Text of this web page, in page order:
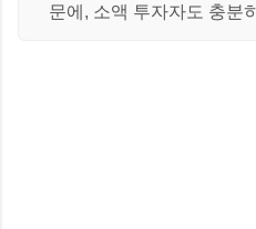
문에, 소액 투자자도 충분